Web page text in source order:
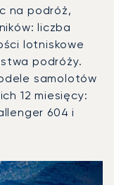
na podróż,
liczba
lotniskowe
podróży.
samolotów
12 miesięcy:
604 i
Miejsca